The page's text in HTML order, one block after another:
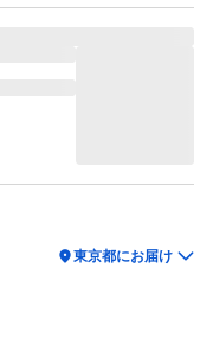
location_on東京都にお届け